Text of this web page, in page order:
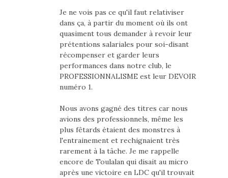
Je ne vois pas ce qu'il faut relativiser
dans ça, à partir du moment où ils ont
quasiment tous demander à revoir leur
prétentions salariales pour soi-disant
récompenser et garder leurs
performances dans notre club, le
PROFESSIONNALISME est leur DEVOIR
numéro 1.
Nous avons gagné des titres car nous
avions des professionnels, même les
plus fêtards étaient des monstres à
l'entrainement et rechignaient très
rarement à la tâche. Je me rappelle
encore de Toulalan qui disait au micro
après une victoire en LDC qu'il trouvait